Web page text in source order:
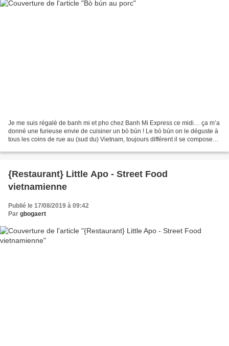
Je me suis régalé de banh mi et pho chez Banh Mi Express ce midi… ça m’a
donné une furieuse envie de cuisiner un bò bún ! Le bò bún on le déguste à
tous les coins de rue au (sud du) Vietnam, toujours différent il se compose
{Restaurant} Little Apo - Street Food
vietnamienne
Publié le 17/08/2019 à 09:42
Par gbogaert